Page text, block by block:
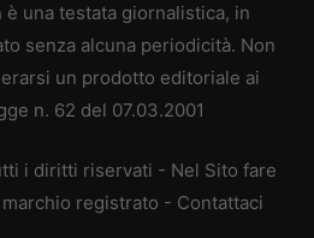
una testata giornalistica, in
senza alcuna periodicità. Non
un prodotto editoriale ai
n. 62 del 07.03.2001
i diritti riservati - Nel Sito fare
registrato - Contattaci